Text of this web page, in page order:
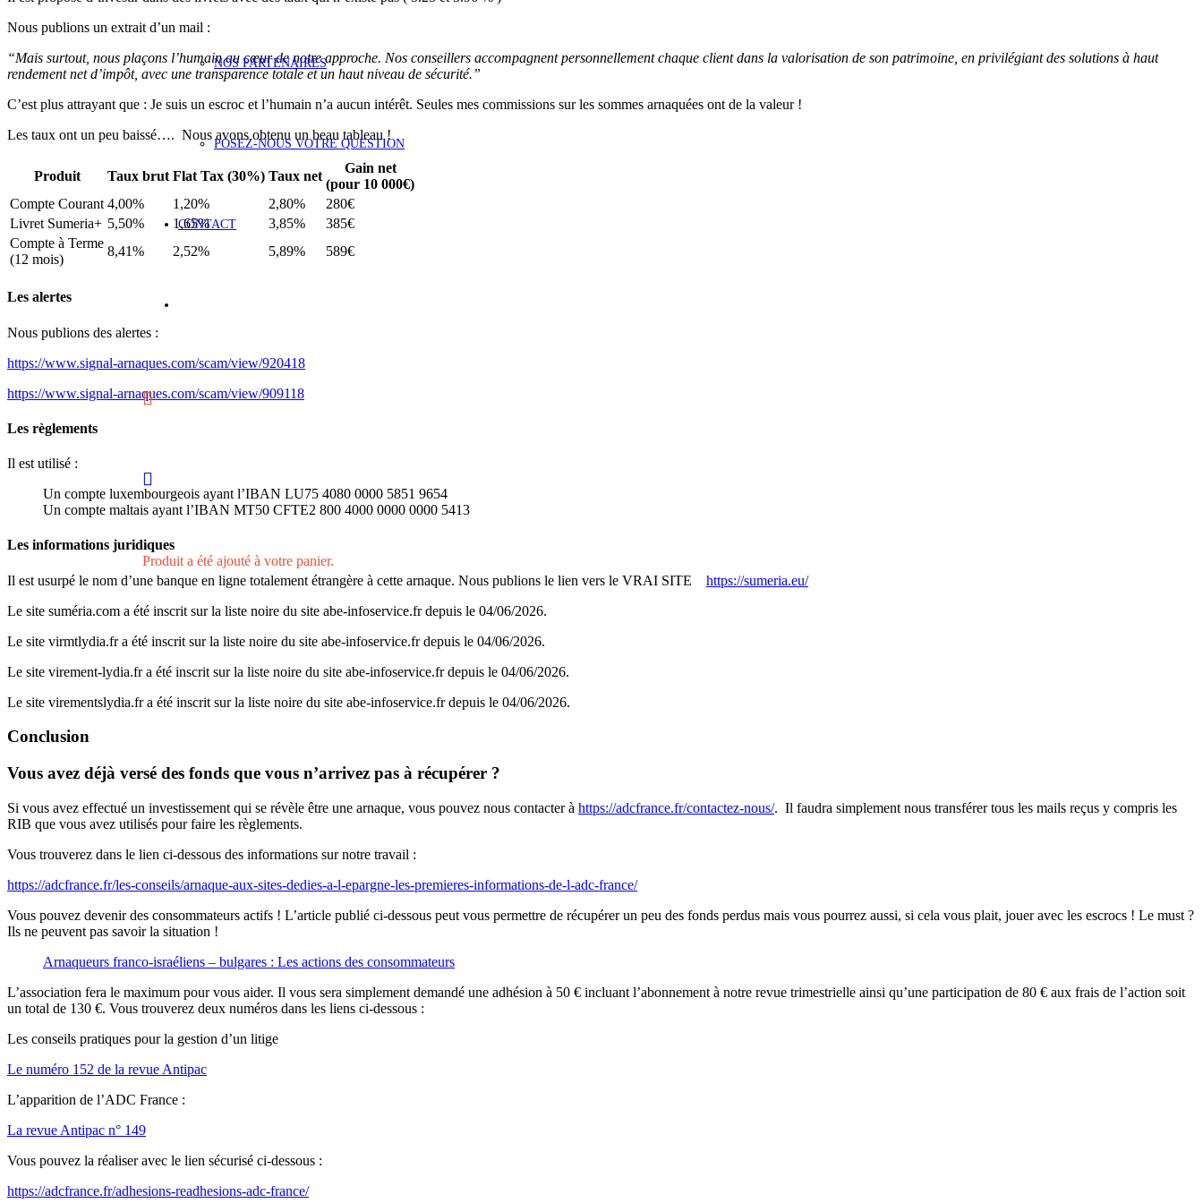
NOS PARTENAIRES
POSEZ-NOUS VOTRE QUESTION
CONTACT
Produit a été ajouté à votre panier.
Nous publions un extrait d’un mail :
“Mais surtout, nous plaçons l’humain au cœur de notre approche. Nos conseillers accompagnent personnellement chaque client dans la valorisation de son patrimoine, en privilégiant des solutions à haut
rendement net d’impôt, avec une transparence totale et un haut niveau de sécurité.”
C’est plus attrayant que : Je suis un escroc et l’humain n’a aucun intérêt. Seules mes commissions sur les sommes arnaquées ont de la valeur !
Les taux ont un peu baissé…. Nous avons obtenu un beau tableau !
Produit Taux brut Flat Tax (30%) Taux net
Gain net
(pour 10 000€)
Compte Courant 4,00% 1,20% 2,80%
280€
Livret Sumeria+ 5,50% 1,65% 3,85%
385€
Compte à Terme
(12 mois)
8,41% 2,52% 5,89% 589€
Les alertes
Nous publions des alertes :
https://www.signal-arnaques.com/scam/view/920418
https://www.signal-arnaques.com/scam/view/909118
Les règlements
Il est utilisé :
Un compte luxembourgeois ayant l’IBAN LU75 4080 0000 5851 9654
Un compte maltais ayant l’IBAN MT50 CFTE2 800 4000 0000 0000 5413
Les informations juridiques
Il est usurpé le nom d’une banque en ligne totalement étrangère à cette arnaque. Nous publions le lien vers le VRAI SITE https://sumeria.eu/
Le site suméria.com a été inscrit sur la liste noire du site abe-infoservice.fr depuis le 04/06/2026.
Le site virmtlydia.fr a été inscrit sur la liste noire du site abe-infoservice.fr depuis le 04/06/2026.
Le site virement-lydia.fr a été inscrit sur la liste noire du site abe-infoservice.fr depuis le 04/06/2026.
Le site virementslydia.fr a été inscrit sur la liste noire du site abe-infoservice.fr depuis le 04/06/2026.
Conclusion
Vous avez déjà versé des fonds que vous n’arrivez pas à récupérer ?
Si vous avez effectué un investissement qui se révèle être une arnaque, vous pouvez nous contacter à https://adcfrance.fr/contactez-nous/. Il faudra simplement nous transférer tous les mails reçus y compris les
RIB que vous avez utilisés pour faire les règlements.
Vous trouverez dans le lien ci-dessous des informations sur notre travail :
https://adcfrance.fr/les-conseils/arnaque-aux-sites-dedies-a-l-epargne-les-premieres-informations-de-l-adc-france/
Vous pouvez devenir des consommateurs actifs ! L’article publié ci-dessous peut vous permettre de récupérer un peu des fonds perdus mais vous pourrez aussi, si cela vous plait, jouer avec les escrocs ! Le must ?
Ils ne peuvent pas savoir la situation !
Arnaqueurs franco-israéliens – bulgares : Les actions des consommateurs
L’association fera le maximum pour vous aider. Il vous sera simplement demandé une adhésion à 50 € incluant l’abonnement à notre revue trimestrielle ainsi qu’une participation de 80 € aux frais de l’action soit
un total de 130 €. Vous trouverez deux numéros dans les liens ci-dessous :
Les conseils pratiques pour la gestion d’un litige
Le numéro 152 de la revue Antipac
L’apparition de l’ADC France :
La revue Antipac n° 149
Vous pouvez la réaliser avec le lien sécurisé ci-dessous :
https://adcfrance.fr/adhesions-readhesions-adc-france/